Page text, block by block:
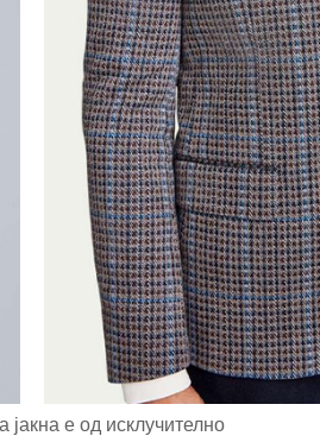
е од исклучително